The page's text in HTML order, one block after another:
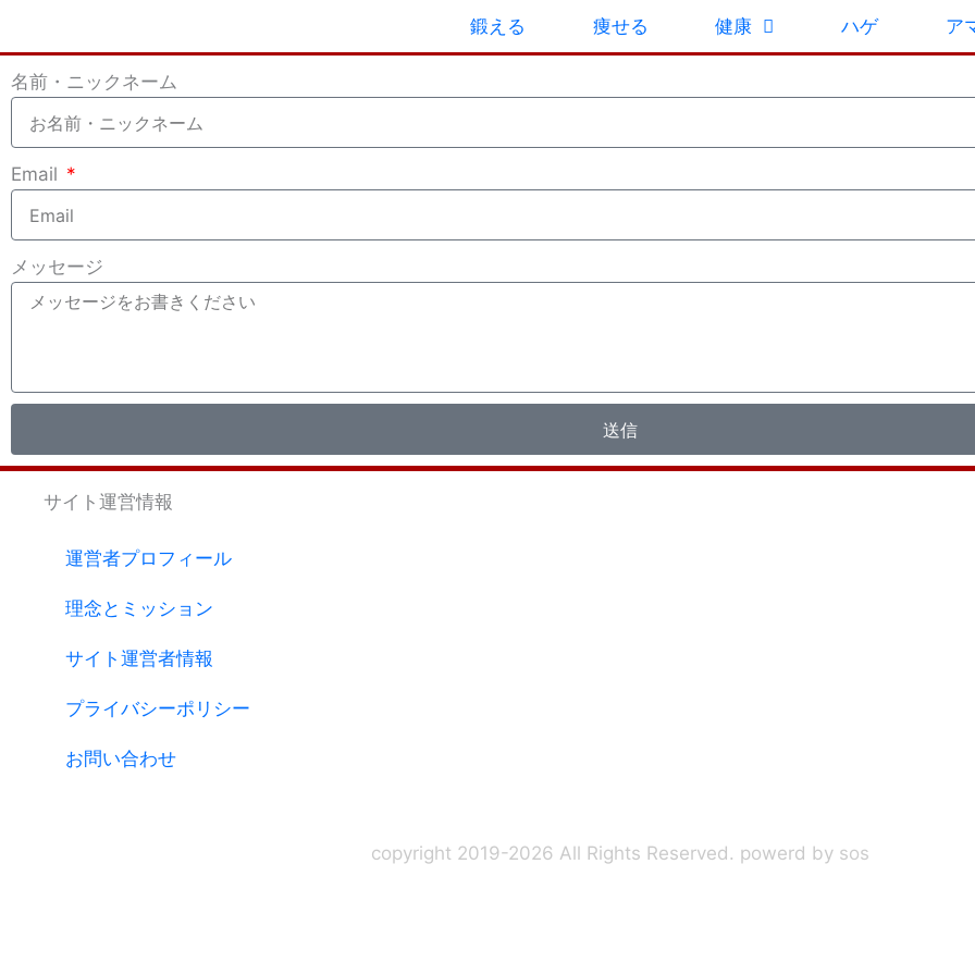
を
ス
ッ
プ
鍛える 痩せる 健康 ハゲ ア
名前・ニックネーム
Email
メッセージ
送信
サイト運営情報
運営者プロフィール
理念とミッション
サイト運営者情報
プライバシーポリシー
お問い合わせ
copyright 2019-2026 All Rights Reserved. powerd by sos